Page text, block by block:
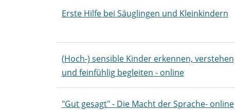
Erste Hilfe bei Säuglingen und Kleinkindern
(Hoch-) sensible Kinder erkennen, verstehen
und feinfühlig begleiten - online
"Gut gesagt" - Die Macht der Sprache- online